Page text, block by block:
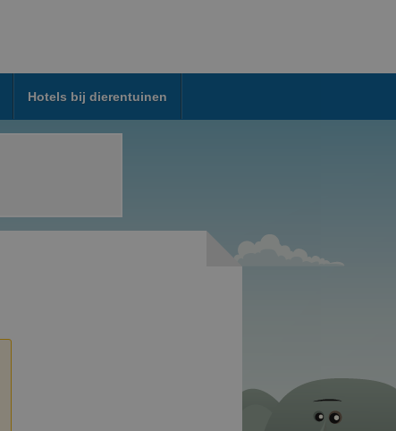
Hotels bij dierentuinen